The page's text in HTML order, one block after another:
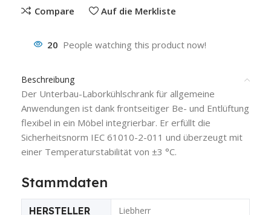
Compare
Auf die Merkliste
20 People watching this product now!
Beschreibung
Der Unterbau-Laborkühlschrank für allgemeine
Anwendungen ist dank frontseitiger Be- und Entlüftung
flexibel in ein Möbel integrierbar. Er erfüllt die
Sicherheitsnorm IEC 61010-2-011 und überzeugt mit
einer Temperaturstabilität von ±3 °C.
Stammdaten
HERSTELLER Liebherr